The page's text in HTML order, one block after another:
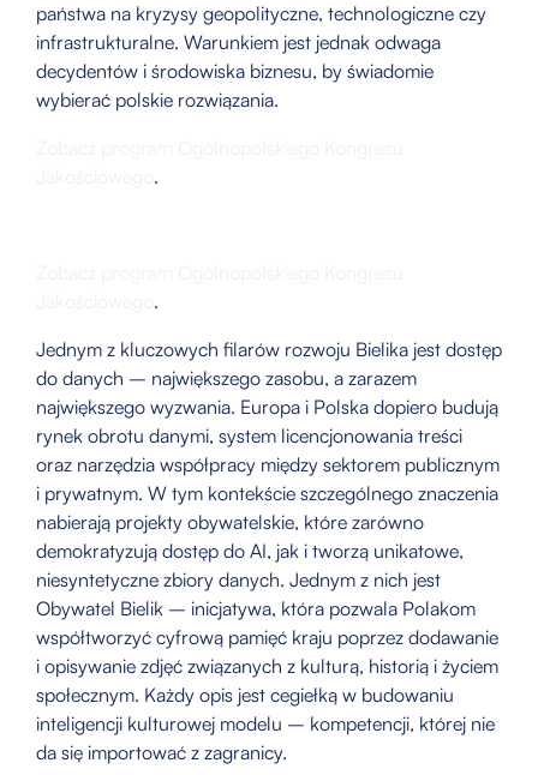
państwa na kryzysy geopolityczne, technologiczne czy
infrastrukturalne. Warunkiem jest jednak odwaga
decydentów i środowiska biznesu, by świadomie
wybierać polskie rozwiązania.
.
.
Jednym z kluczowych filarów rozwoju Bielika jest dostęp
do danych – największego zasobu, a zarazem
największego wyzwania. Europa i Polska dopiero budują
rynek obrotu danymi, system licencjonowania treści
oraz narzędzia współpracy między sektorem publicznym
i prywatnym. W tym kontekście szczególnego znaczenia
nabierają projekty obywatelskie, które zarówno
demokratyzują dostęp do AI, jak i tworzą unikatowe,
niesyntetyczne zbiory danych. Jednym z nich jest
Obywatel Bielik – inicjatywa, która pozwala Polakom
współtworzyć cyfrową pamięć kraju poprzez dodawanie
i opisywanie zdjęć związanych z kulturą, historią i życiem
społecznym. Każdy opis jest cegiełką w budowaniu
inteligencji kulturowej modelu – kompetencji, której nie
da się importować z zagranicy.